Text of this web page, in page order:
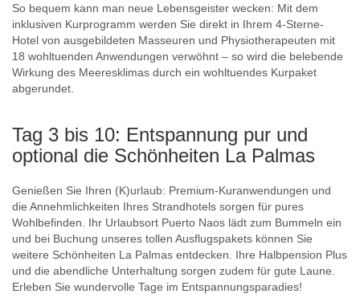
So bequem kann man neue Lebensgeister wecken: Mit dem
inklusiven Kurprogramm werden Sie direkt in Ihrem 4-Sterne-
Hotel von ausgebildeten Masseuren und Physiotherapeuten mit
18 wohltuenden Anwendungen verwöhnt – so wird die belebende
Wirkung des Meeresklimas durch ein wohltuendes Kurpaket
abgerundet.
Tag 3 bis 10: Entspannung pur und
optional die Schönheiten La Palmas
Genießen Sie Ihren (K)urlaub: Premium-Kuranwendungen und
die Annehmlichkeiten Ihres Strandhotels sorgen für pures
Wohlbefinden. Ihr Urlaubsort Puerto Naos lädt zum Bummeln ein
und bei Buchung unseres tollen Ausflugspakets können Sie
weitere Schönheiten La Palmas entdecken. Ihre Halbpension Plus
und die abendliche Unterhaltung sorgen zudem für gute Laune.
Erleben Sie wundervolle Tage im Entspannungsparadies!